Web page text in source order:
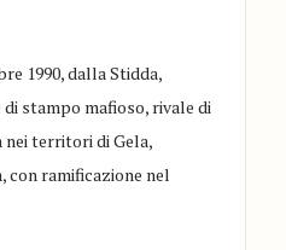
1990, dalla Stidda,
di stampo mafioso, rivale di
nei territori di Gela,
con ramificazione nel